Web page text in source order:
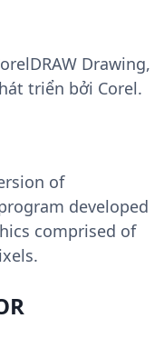
Drawing,
triển bởi Corel.
of
developed
comprised of